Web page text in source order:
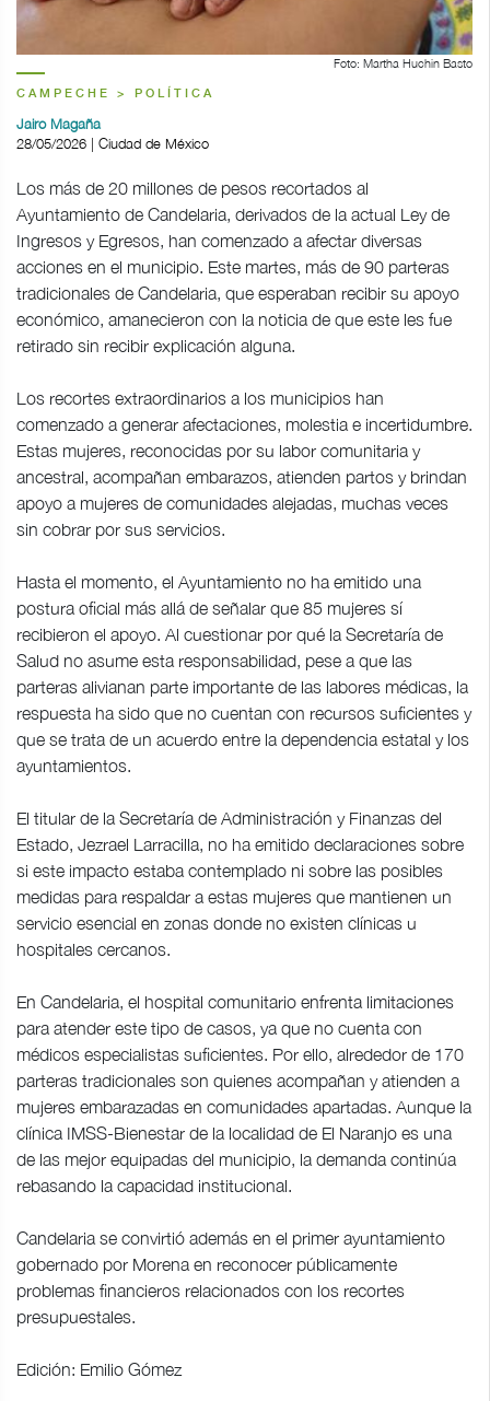
Foto: Martha Huchin Basto
CAMPECHE > POLÍTICA
Jairo Magaña
28/05/2026 | Ciudad de México
Los más de 20 millones de pesos recortados al
Ayuntamiento de Candelaria, derivados de la actual Ley de
Ingresos y Egresos, han comenzado a afectar diversas
acciones en el municipio. Este martes, más de 90 parteras
tradicionales de Candelaria, que esperaban recibir su apoyo
económico, amanecieron con la noticia de que este les fue
retirado sin recibir explicación alguna.
Los recortes extraordinarios a los municipios han
comenzado a generar afectaciones, molestia e incertidumbre.
Estas mujeres, reconocidas por su labor comunitaria y
ancestral, acompañan embarazos, atienden partos y brindan
apoyo a mujeres de comunidades alejadas, muchas veces
sin cobrar por sus servicios.
Hasta el momento, el Ayuntamiento no ha emitido una
postura oficial más allá de señalar que 85 mujeres sí
recibieron el apoyo. Al cuestionar por qué la Secretaría de
Salud no asume esta responsabilidad, pese a que las
parteras alivianan parte importante de las labores médicas, la
respuesta ha sido que no cuentan con recursos suficientes y
que se trata de un acuerdo entre la dependencia estatal y los
ayuntamientos.
El titular de la Secretaría de Administración y Finanzas del
Estado, Jezrael Larracilla, no ha emitido declaraciones sobre
si este impacto estaba contemplado ni sobre las posibles
medidas para respaldar a estas mujeres que mantienen un
servicio esencial en zonas donde no existen clínicas u
hospitales cercanos.
En Candelaria, el hospital comunitario enfrenta limitaciones
para atender este tipo de casos, ya que no cuenta con
médicos especialistas suficientes. Por ello, alrededor de 170
parteras tradicionales son quienes acompañan y atienden a
mujeres embarazadas en comunidades apartadas. Aunque la
clínica IMSS-Bienestar de la localidad de El Naranjo es una
de las mejor equipadas del municipio, la demanda continúa
rebasando la capacidad institucional.
Candelaria se convirtió además en el primer ayuntamiento
gobernado por Morena en reconocer públicamente
problemas financieros relacionados con los recortes
presupuestales.
Edición: Emilio Gómez